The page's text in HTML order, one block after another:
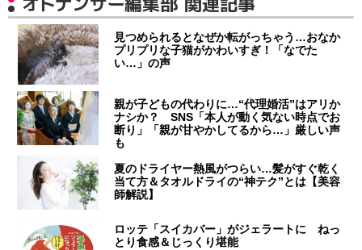
見つめられるとなぜか転がっちゃう…おなか
プリプリな子猫がかわいすぎ！「なでた
い…」の声
親が子どもの代わりに…“代理婚活”はアリか
ナシか？ SNS「本人が動く気ない時点でお
断り」「親が甘やかしてるから…」厳しい声
も
夏のドライヤー熱風がつらい…髪がすぐ乾く
当て方＆タオルドライの“神テク”とは【美容
師解説】
ロッテ「スイカバー」がジェラートに ねっ
とり食感＆じっくり堪能